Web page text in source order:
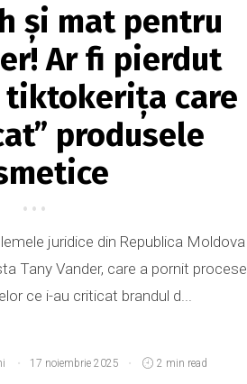
și mat pentru
Ar fi pierdut
tiktokerița care
produsele
juridice din Republica Moldova
Tany Vander, care a pornit procese
ce i-au criticat brandul d...
17 noiembrie 2025 2 min read